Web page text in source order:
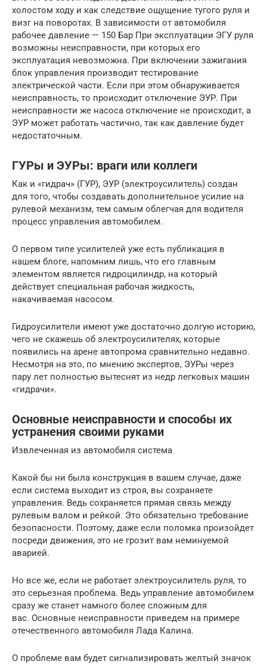
холостом ходу и как следствие ощущение тугого руля и
визг на поворотах. В зависимости от автомобиля
рабочее давление — 150 Бар При эксплуатации ЭГУ руля
возможны неисправности, при которых его
эксплуатация невозможна. При включении зажигания
блок управления производит тестирование
электрической части. Если при этом обнаруживается
неисправность, то происходит отключение ЭУР. При
неисправности же насоса отключение не происходит, а
ЭУР может работать частично, так как давление будет
недостаточным.
ГУРы и ЭУРы: враги или коллеги
Как и «гидрач» (ГУР), ЭУР (электроусилитель) создан
для того, чтобы создавать дополнительное усилие на
рулевой механизм, тем самым облегчая для водителя
процесс управления автомобилем.
О первом типе усилителей уже есть публикация в
нашем блоге, напомним лишь, что его главным
элементом является гидроцилиндр, на который
действует специальная рабочая жидкость,
накачиваемая насосом.
Гидроусилители имеют уже достаточно долгую историю,
чего не скажешь об электроусилителях, которые
появились на арене автопрома сравнительно недавно.
Несмотря на это, по мнению экспертов, ЭУРы через
пару лет полностью вытеснят из недр легковых машин
«гидрачи».
Основные неисправности и способы их
устранения своими руками
Извлеченная из автомобиля система
Какой бы ни была конструкция в вашем случае, даже
если система выходит из строя, вы сохраняете
управления. Ведь сохраняется прямая связь между
рулевым валом и рейкой. Это обязательно требование
безопасности. Поэтому, даже если поломка произойдет
посреди движения, это не грозит вам неминуемой
аварией.
Но все же, если не работает электроусилитель руля, то
это серьезная проблема. Ведь управление автомобилем
сразу же станет намного более сложным для
вас. Основные неисправности приведем на примере
отечественного автомобиля Лада Калина.
О проблеме вам будет сигнализировать желтый значок